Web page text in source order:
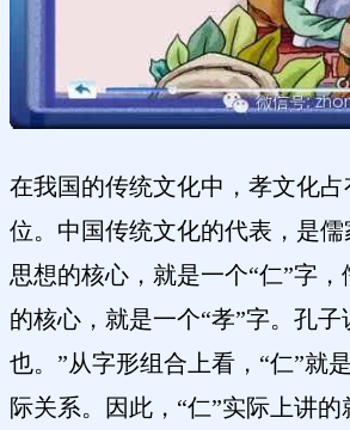
在我国的传统文化中，孝文化
位。中国传统文化的代表，是
思想的核心，就是一个“仁”字
的核心，就是一个“孝”字。孔子
也。”从字形组合上看，“仁”就
际关系。因此，“仁”实际上讲的